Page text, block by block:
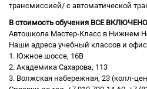
трансмиссией/ с автоматической
В стоимость обучения ВСЕ
Автошкола Мастер-Класс в Нижнем
Наши адреса учебный классов и
1. Южное шоссе, 16В
2. Академика Сахарова, 113
3. Волжская набережная, 23 (колл-